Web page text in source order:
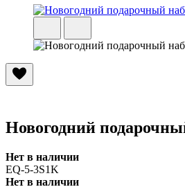
Новогодний
Нет в наличии
EQ-5-3S1K
Нет в наличии